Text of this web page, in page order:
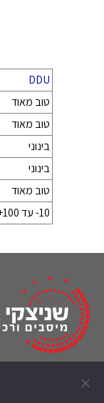
DDU
טוב מאוד
טוב מאוד
בינוני
בינוני
טוב מאוד
10- עד 100+